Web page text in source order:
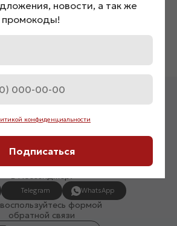
«08180»
вопрос? Напишите нам
в мессенджер!
Telegram WhatsApp
формой
обратной связи
новости, а так же
промокоды!
конфиденциальности
Подписаться